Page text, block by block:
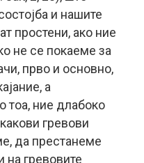
и нашите
простени, ако ние
не се покаеме за
прво и основно,
а
тоа, ние длабоко
гревови
да престанеме
на гревовите